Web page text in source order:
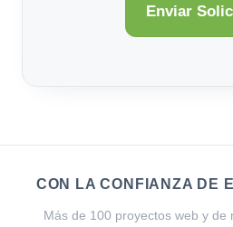
CON LA CONFIANZA DE
Más de 100 proyectos web y de